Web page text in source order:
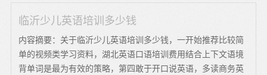
临沂少儿英语培训多少钱
内容摘要：关于临沂少儿英语培训多少钱，一开始推荐比较简
单的视频类学习资料，湖北英语口语培训费用结合上下文语境
背单词是最为有效的策略，第四敢于开口说英语，多读商务英